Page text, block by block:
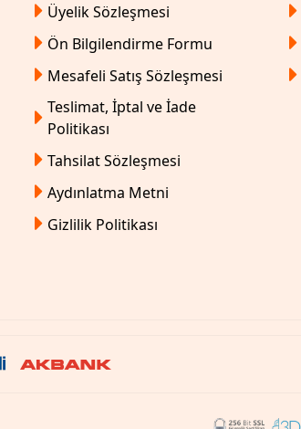
Üyelik Sözleşmesi
Ön Bilgilendirme Formu
Mesafeli Satış Sözleşmesi
Teslimat, İptal ve İade
Politikası
Tahsilat Sözleşmesi
Aydınlatma Metni
Gizlilik Politikası